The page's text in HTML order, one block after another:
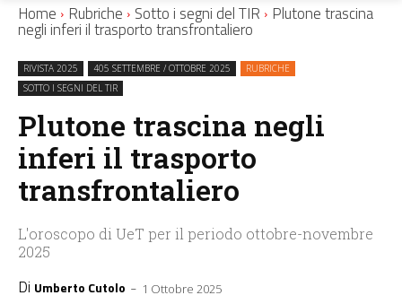
Home Rubriche Sotto i segni del TIR Plutone trascina
negli inferi il trasporto transfrontaliero
RIVISTA 2025 405 SETTEMBRE / OTTOBRE 2025
RUBRICHE
SOTTO I SEGNI DEL TIR
Plutone trascina negli
inferi il trasporto
transfrontaliero
L'oroscopo di UeT per il periodo ottobre-novembre
2025
Di Umberto Cutolo - 1 Ottobre 2025